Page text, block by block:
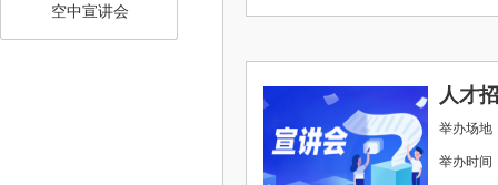
空中宣讲会
人才
举办场地
举办时间